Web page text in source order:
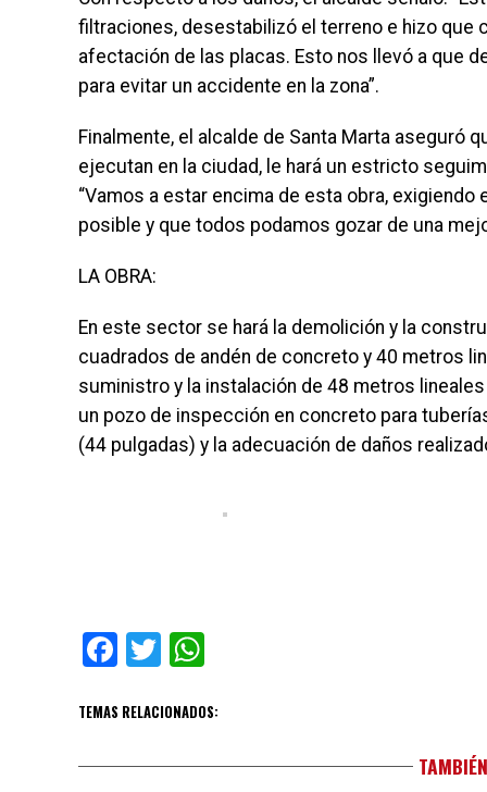
filtraciones, desestabilizó el terreno e hizo que
afectación de las placas. Esto nos llevó a que
para evitar un accidente en la zona”.
Finalmente, el alcalde de Santa Marta aseguró
ejecutan en la ciudad, le hará un estricto
“Vamos a estar encima de esta obra,
posible y que todos podamos gozar de una
LA OBRA:
En este sector se hará la demolición y la
cuadrados de andén de concreto y 40 metros
suministro y la instalación de 48 metros
un pozo de inspección en concreto para
(44 pulgadas) y la adecuación de daños
Facebook
Twitter
TEMAS RELACIONADOS: